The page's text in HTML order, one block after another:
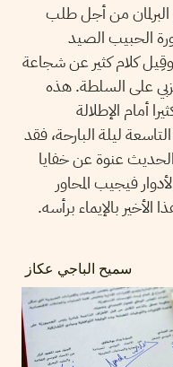
البرلمان من أجل طلب
الحبيب الصيد
كلام كثير عن شجاعة
على السلطة. هذه
أمام الإطلالة
ليلة البارحة، فقد
عنوة عن خفايا
فيجيب المحاور
بالإيماء برأسه.
سميح الباجي عكاز